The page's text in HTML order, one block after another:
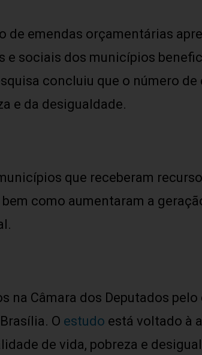
de emendas orçamentárias
sociais dos municípios
concluiu que o número
e da desigualdade.
que receberam
como aumentaram a
na Câmara dos Deputados
O estudo está voltado à
de vida, pobreza e